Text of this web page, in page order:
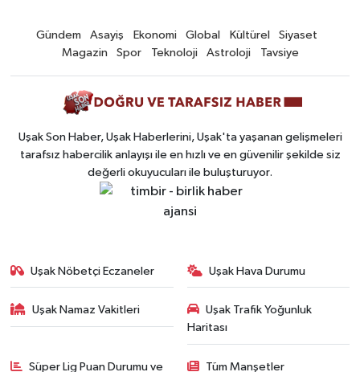
Gündem Asayiş Ekonomi Global Kültürel
Siyaset
Magazin
Spor Teknoloji Astroloji Tavsiye
Uşak Son Haber, Uşak Haberlerini, Uşak'ta yaşanan gelişmeleri
tarafsız habercilik anlayışı ile en hızlı ve en güvenilir şekilde siz
değerli okuyucuları ile buluşturuyor.
Uşak Nöbetçi Eczaneler Uşak Hava Durumu
Uşak Namaz Vakitleri
Uşak Trafik Yoğunluk
Haritası
Süper Lig Puan Durumu ve Tüm Manşetler